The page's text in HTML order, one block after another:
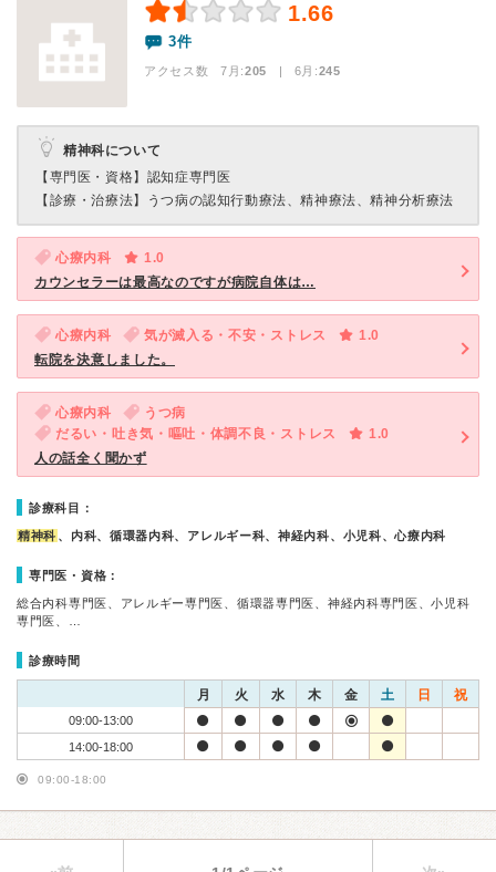
1.66
3件
アクセス数 7月:205 | 6月:245
精神科について
【専門医・資格】 認知症専門医
【診療・治療法】
うつ病の認知行動療法、精神療法、精神分析療法
心療内科
1.0
カウンセラーは最高なのですが病院自体は…
心療内科 気が滅入る・不安・ストレス
1.0
転院を決意しました。
心療内科
うつ病
だるい・吐き気・嘔吐・体調不良・ストレス
1.0
人の話全く聞かず
診療科目：
精神科 、内科、循環器内科、アレルギー科、神経内科、小児科、心療内科
専門医・資格：
総合内科専門医、アレルギー専門医、循環器専門医、神経内科専門医、小児科
専門医、…
診療時間
月 火 水 木 金 土 日 祝
09:00-13:00
14:00-18:00
09:00-18:00